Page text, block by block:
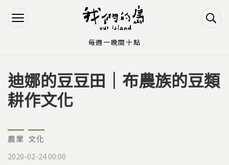
Jump to Navigation
Jump to Main content
您在這裡
迪娜的豆豆田｜布農族的豆類
耕作文化
農業 文化
2020-02-24 00:00
每週一晚間十點